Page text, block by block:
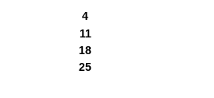
4
11
18
25